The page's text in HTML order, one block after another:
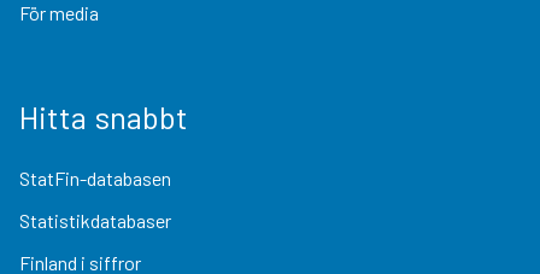
För media
Hitta snabbt
StatFin-databasen
Statistikdatabaser
Finland i siffror